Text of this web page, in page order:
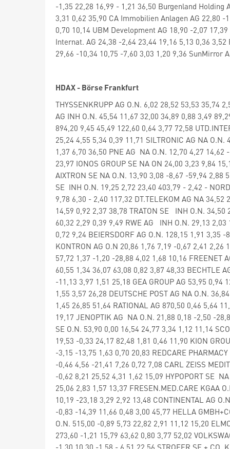
-1,35 22,28 16,99 - 1,21 36,50 Burgenland Holding
3,31 0,62 35,90 CA Immobilien Anlagen AG 22,80
0,70 10,14 UBM Development AG 18,90 -2,07
Internat. AG 24,38 -2,64 23,44 19,16 5,13 0,36
29,66 -10,34 10,75 -7,60 3,03 1,20 9,36 SunMirror
HDAX - Börse Frankfurt
THYSSENKRUPP AG O.N. 6,02 28,52 53,53 35,74
AG INH O.N. 45,54 11,67 32,00 34,89 0,88 3,49
894,20 9,45 45,49 122,60 0,64 3,77 72,58
25,24 4,55 5,34 0,39 11,71 SILTRONIC AG NA
1,37 6,70 36,50 PNE AG NA O.N. 12,70 4,27
23,97 IONOS GROUP SE NA ON 24,00 3,23 9,84
AIXTRON SE NA O.N. 13,90 3,08 -8,67 -59,94 2,88
SE INH O.N. 19,25 2,72 23,40 403,79 - 2,42 -
9,78 6,30 - 2,40 117,32 DT.TELEKOM AG NA
14,59 0,92 2,37 38,78 TRATON SE INH O.N. 34,50
60,32 2,29 0,39 9,49 RWE AG INH O.N. 29,13
0,72 9,24 BEIERSDORF AG O.N. 128,15 1,91 3,35
KONTRON AG O.N 20,86 1,76 7,19 -0,67 2,41 2,26
57,72 1,37 -1,20 -28,88 4,02 1,68 10,16 FREENET
60,55 1,34 36,07 63,08 0,82 3,87 48,33 BECHTLE
-11,13 3,97 1,51 25,18 GEA GROUP AG 53,95 0,94
1,55 3,57 26,28 DEUTSCHE POST AG NA O.N.
1,45 26,85 51,64 RATIONAL AG 870,50 0,46 5,64
19,17 JENOPTIK AG NA O.N. 21,88 0,18 -2,50 -
SE O.N. 53,90 0,00 16,54 24,77 3,34 1,12 11,14
19,53 -0,33 24,17 82,48 1,81 0,46 11,90 KION
-3,15 -13,75 1,63 0,70 20,83 REDCARE
-0,46 4,56 -21,41 7,26 0,72 7,08 CARL ZEISS
-0,62 8,21 25,52 4,31 1,62 15,09 HYPOPORT SE
25,06 2,83 1,57 13,37 FRESEN.MED.CARE KGAA
10,19 -23,18 3,29 2,92 13,48 CONTINENTAL AG
-0,83 -14,39 11,66 0,48 3,00 45,77 HELLA
O.N. 515,00 -0,89 5,73 22,82 2,91 11,12 15,20
273,60 -1,21 15,79 63,62 0,80 3,77 52,02
-1,30 10,30 -1,58 - 6,51 22,56 STROEER SE + CO.